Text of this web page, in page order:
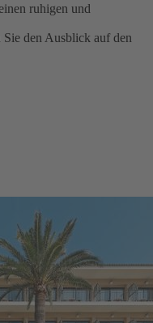
ruhigen und
den Ausblick auf den